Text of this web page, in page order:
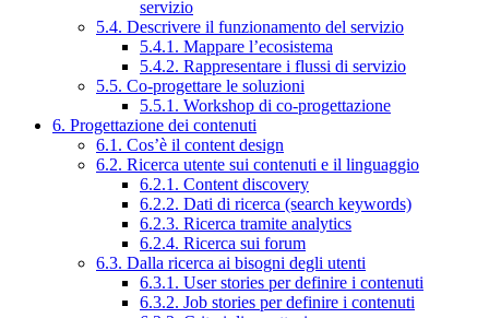
servizio
5.4. Descrivere il funzionamento del servizio
5.4.1. Mappare l’ecosistema
5.4.2. Rappresentare i flussi di servizio
5.5. Co-progettare le soluzioni
5.5.1. Workshop di co-progettazione
6. Progettazione dei contenuti
6.1. Cos’è il content design
6.2. Ricerca utente sui contenuti e il linguaggio
6.2.1. Content discovery
6.2.2. Dati di ricerca (search keywords)
6.2.3. Ricerca tramite analytics
6.2.4. Ricerca sui forum
6.3. Dalla ricerca ai bisogni degli utenti
6.3.1. User stories per definire i contenuti
6.3.2. Job stories per definire i contenuti